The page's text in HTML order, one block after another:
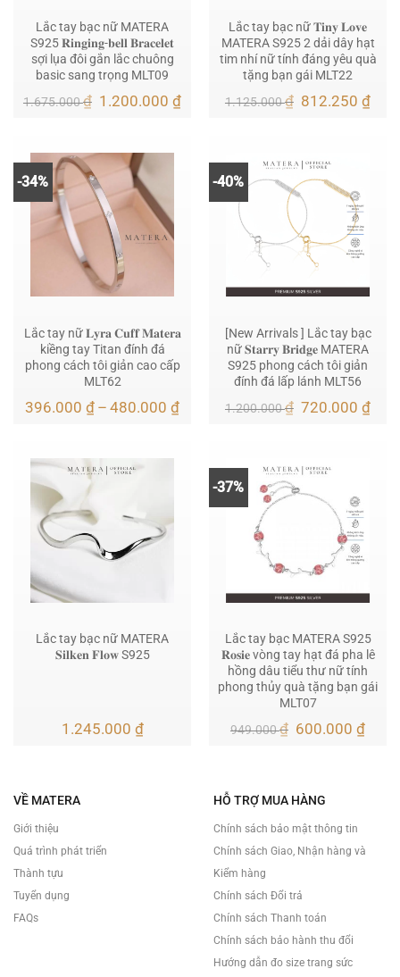
Lắc tay bạc nữ MATERA
S925 𝐑𝐢𝐧𝐠𝐢𝐧𝐠-𝐛𝐞𝐥𝐥 𝐁𝐫𝐚𝐜𝐞𝐥𝐞𝐭
sợi lụa đôi gắn lắc chuông
basic sang trọng MLT09
1.675.000₫ Giá
1.200.000₫Giá
1.200.000 ₫.
Lắc tay bạc nữ 𝐓𝐢𝐧𝐲 𝐋𝐨𝐯𝐞
MATERA S925 2 dải dây hạt
tim nhí nữ tính đáng yêu quà
tặng bạn gái MLT22
1.125.000₫ Giá
812.250₫Giá
-34%
Lắc tay nữ 𝐋𝐲𝐫𝐚 𝐂𝐮𝐟𝐟 𝐌𝐚𝐭𝐞𝐫𝐚
kiềng tay Titan đính đá
phong cách tôi giản cao cấp
MLT62
396.000 ₫ – 480.000 ₫Khoảng
480.000 ₫
-40%
[New Arrivals ] Lắc tay bạc
nữ 𝐒𝐭𝐚𝐫𝐫𝐲 𝐁𝐫𝐢𝐝𝐠𝐞 MATERA
S925 phong cách tôi giản
đính đá lấp lánh MLT56
1.200.000₫ Giá
720.000₫Giá
Lắc tay bạc nữ MATERA
𝐒𝐢𝐥𝐤𝐞𝐧 𝐅𝐥𝐨𝐰 S925
1.245.000 ₫
-37%
Lắc tay bạc MATERA S925
𝐑𝐨𝐬𝐢𝐞 vòng tay hạt đá pha lê
hồng dâu tiểu thư nữ tính
phong thủy quà tặng bạn gái
MLT07
949.000₫ Giá
600.000₫Giá
VỀ MATERA
Giới thiệu
Quá trình phát triển
Thành tựu
Tuyển dụng
FAQs
HỖ TRỢ MUA HÀNG
Chính sách bảo mật thông tin
Chính sách Giao, Nhận hàng và
Kiểm hàng
Chính sách Đổi trả
Chính sách Thanh toán
Chính sách bảo hành thu đổi
Hướng dẫn đo size trang sức